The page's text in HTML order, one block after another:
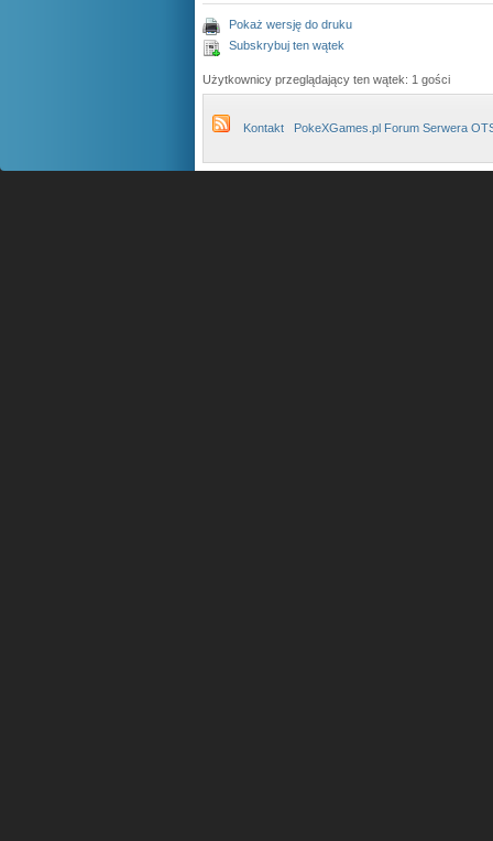
Pokaż wersję do druku
Subskrybuj ten wątek
Użytkownicy przeglądający ten wątek: 1 gości
Kontakt PokeXGames.pl Forum Serwera